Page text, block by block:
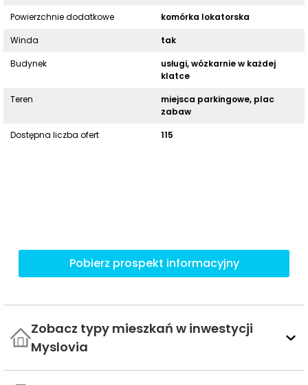
Powierzchnie dodatkowe
komórka lokatorska
Winda
tak
Budynek
usługi, wózkarnie w każdej
klatce
Teren
miejsca parkingowe, plac
zabaw
Dostępna liczba ofert
115
Pobierz prospekt informacyjny
Zobacz typy mieszkań w inwestycji
Myslovia